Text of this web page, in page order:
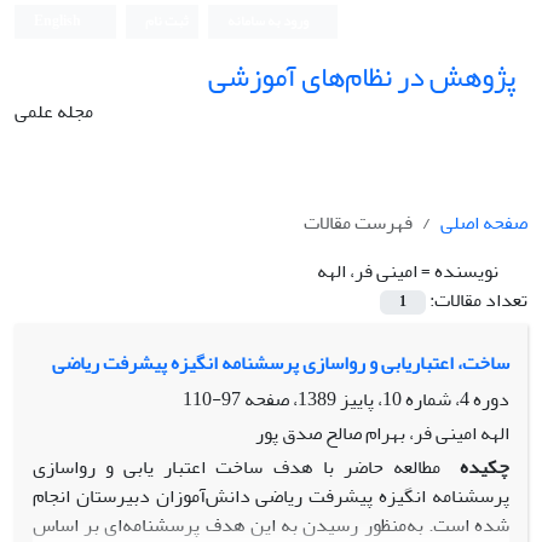
پژوهش در نظام‌های آموزشی
مجله علمی
صفحه اصلی
فهرست مقالات
نویسنده =امینی فر، الهه
تعداد مقالات:
1
ساخت، اعتباریابی و رواسازی پرسشنامه انگیزه پیشرفت ریاضی
دوره 4، شماره 10، پاییز 1389، صفحه
97-110
الهه امینی فر، بهرام صالح صدق پور
چکیده مطالعه حاضر با هدف ساخت اعتبار یابی و رواسازی
پرسشنامه انگیزه پیشرفت ریاضی دانش‌آموزان دبیرستان انجام
شده است. به‌منظور رسیدن به این هدف پرسشنامه‌ای بر اساس